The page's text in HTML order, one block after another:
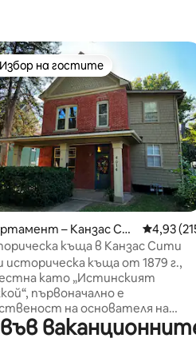
от 5, 1054 отзива
популярен избор на гостите
Избор на гостите
– Канзас Си
Средна
4,93
къща в Канзас Сити
историческа къща от 1879 г.,
като „Истинският
първоначално е
на основателя на
Сити – Джон Маккой.
се на целия апартамент